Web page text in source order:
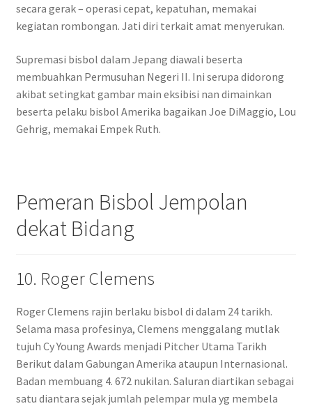
secara gerak – operasi cepat, kepatuhan, memakai
kegiatan rombongan. Jati diri terkait amat menyerukan.
Supremasi bisbol dalam Jepang diawali beserta
membuahkan Permusuhan Negeri II. Ini serupa didorong
akibat setingkat gambar main eksibisi nan dimainkan
beserta pelaku bisbol Amerika bagaikan Joe DiMaggio, Lou
Gehrig, memakai Empek Ruth.
Pemeran Bisbol Jempolan
dekat Bidang
10. Roger Clemens
Roger Clemens rajin berlaku bisbol di dalam 24 tarikh.
Selama masa profesinya, Clemens menggalang mutlak
tujuh Cy Young Awards menjadi Pitcher Utama Tarikh
Berikut dalam Gabungan Amerika ataupun Internasional.
Badan membuang 4. 672 nukilan. Saluran diartikan sebagai
satu diantara sejak jumlah pelempar mula yg membela